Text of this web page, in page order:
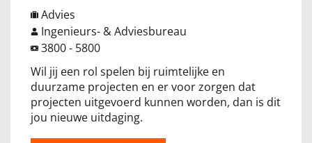
Advies
Ingenieurs- & Adviesbureau
3800 - 5800
Wil jij een rol spelen bij ruimtelijke en
duurzame projecten en er voor zorgen dat
projecten uitgevoerd kunnen worden, dan is dit
jou nieuwe uitdaging.